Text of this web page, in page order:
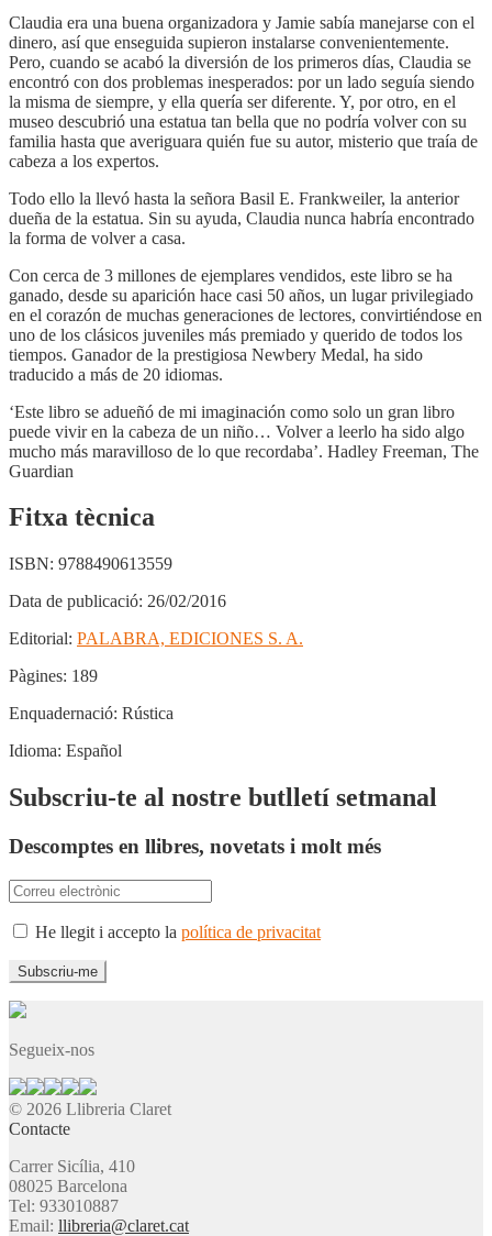
Claudia era una buena organizadora y Jamie sabía manejarse con el
dinero, así que enseguida supieron instalarse convenientemente.
Pero, cuando se acabó la diversión de los primeros días, Claudia se
encontró con dos problemas inesperados: por un lado seguía siendo
la misma de siempre, y ella quería ser diferente. Y, por otro, en el
museo descubrió una estatua tan bella que no podría volver con su
familia hasta que averiguara quién fue su autor, misterio que traía de
cabeza a los expertos.
Todo ello la llevó hasta la señora Basil E. Frankweiler, la anterior
dueña de la estatua. Sin su ayuda, Claudia nunca habría encontrado
la forma de volver a casa.
Con cerca de 3 millones de ejemplares vendidos, este libro se ha
ganado, desde su aparición hace casi 50 años, un lugar privilegiado
en el corazón de muchas generaciones de lectores, convirtiéndose en
uno de los clásicos juveniles más premiado y querido de todos los
tiempos. Ganador de la prestigiosa Newbery Medal, ha sido
traducido a más de 20 idiomas.
‘Este libro se adueñó de mi imaginación como solo un gran libro
puede vivir en la cabeza de un niño… Volver a leerlo ha sido algo
mucho más maravilloso de lo que recordaba’. Hadley Freeman, The
Guardian
Fitxa tècnica
ISBN: 9788490613559
Data de publicació: 26/02/2016
Editorial: PALABRA, EDICIONES S. A.
Pàgines: 189
Enquadernació: Rústica
Idioma: Español
Subscriu-te al nostre butlletí setmanal
Descomptes en llibres, novetats i molt més
He llegit i accepto la política de privacitat
Segueix-nos
© 2026 Llibreria Claret
Contacte
Carrer Sicília, 410
08025 Barcelona
Tel: 933010887
Email: llibreria@claret.cat